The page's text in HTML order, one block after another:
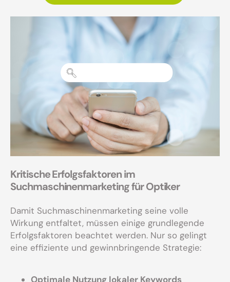
Kritische Erfolgsfaktoren im
Suchmaschinenmarketing für Optiker
Damit Suchmaschinenmarketing seine volle
Wirkung entfaltet, müssen einige grundlegende
Erfolgsfaktoren beachtet werden. Nur so gelingt
eine effiziente und gewinnbringende Strategie:
Optimale Nutzung lokaler Keywords